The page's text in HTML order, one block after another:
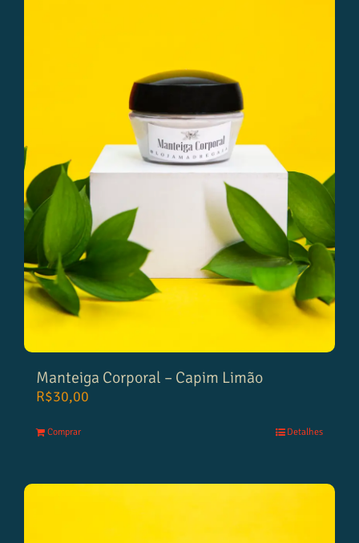
Manteiga Corporal – Capim Limão
R$30,00
Comprar Detalhes